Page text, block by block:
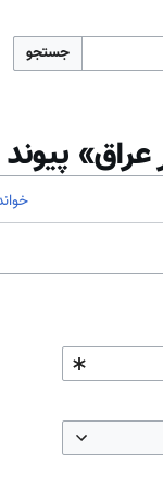
جستجو
پیوند